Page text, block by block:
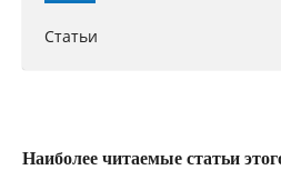
Статьи
Наиболее читаемые статьи